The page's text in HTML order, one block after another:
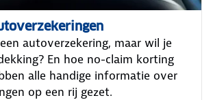
autoverzekering, maar wil je
En hoe no-claim korting
alle handige informatie over
op een rij gezet.